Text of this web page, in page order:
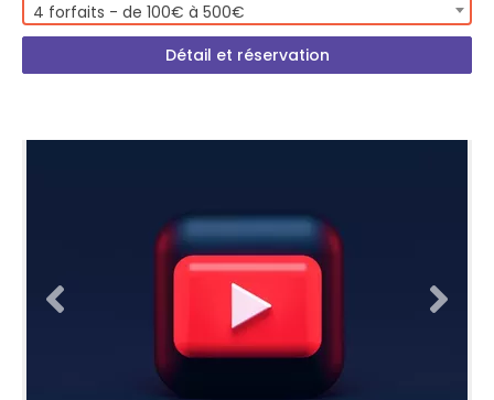
4 forfaits - de 100€ à 500€
Détail et réservation